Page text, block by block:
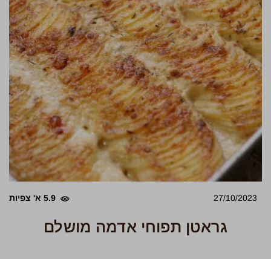
27/10/2023 5.9 א' צפיות
גראטן תפוחי אדמה מושלם